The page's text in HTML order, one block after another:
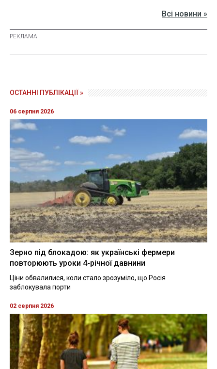
Всі новини »
ОСТАННІ ПУБЛІКАЦІЇ »
06 серпня 2026
Зерно під блокадою: як українські фермери
повторюють уроки 4-річної давнини
Ціни обвалилися, коли стало зрозуміло, що Росія
заблокувала порти
02 серпня 2026